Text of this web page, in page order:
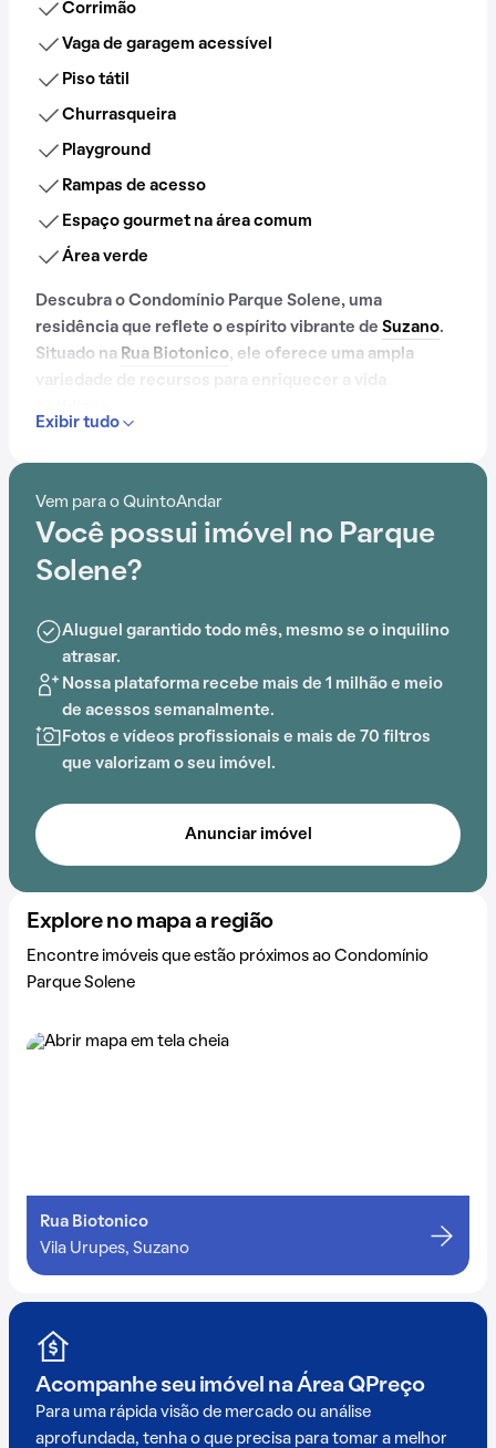
Corrimão
Vaga de garagem acessível
Piso tátil
Churrasqueira
Playground
Rampas de acesso
Espaço gourmet na área comum
Área verde
Descubra o Condomínio Parque Solene, uma
residência que reflete o espírito vibrante de Suzano.
Situado na Rua Biotonico, ele oferece uma ampla
Com portaria 24 horas, salão de festas, gás encanado,
comum, o Condomínio Parque Solene é ideal para
quem busca conforto e entretenimento.
Exibir tudo
Vem para o QuintoAndar
Você possui imóvel no Parque
Solene?
Aluguel garantido todo mês, mesmo se o inquilino
atrasar.
Nossa plataforma recebe mais de 1 milhão e meio
de acessos semanalmente.
Fotos e vídeos profissionais e mais de 70 filtros
que valorizam o seu imóvel.
Anunciar imóvel
Explore no mapa a região
Encontre imóveis que estão próximos ao Condomínio
Parque Solene
Rua Biotonico
Vila Urupes, Suzano
Acompanhe seu imóvel na Área QPreço
Para uma rápida visão de mercado ou análise
aprofundada, tenha o que precisa para tomar a melhor